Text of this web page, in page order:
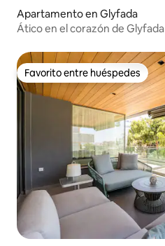
Apartamento en Glyfada
Ático en el corazón de Glyfada
Favorito entre huéspedes
Favorito entre huéspedes